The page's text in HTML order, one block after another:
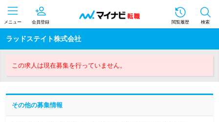
メニュー 会員登録 閲覧履歴 検索
ラッドステイト株式会社
この求人は現在募集を行っていません。
その他の募集情報